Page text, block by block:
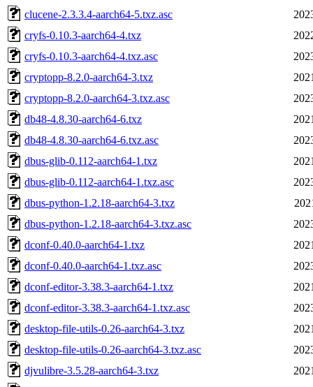
clucene-2.3.3.4-aarch64-5.txz.asc
cryfs-0.10.3-aarch64-4.txz
cryfs-0.10.3-aarch64-4.txz.asc
cryptopp-8.2.0-aarch64-3.txz
cryptopp-8.2.0-aarch64-3.txz.asc
db48-4.8.30-aarch64-6.txz
db48-4.8.30-aarch64-6.txz.asc
dbus-glib-0.112-aarch64-1.txz
dbus-glib-0.112-aarch64-1.txz.asc
dbus-python-1.2.18-aarch64-3.txz
dbus-python-1.2.18-aarch64-3.txz.asc
dconf-0.40.0-aarch64-1.txz
dconf-0.40.0-aarch64-1.txz.asc
dconf-editor-3.38.3-aarch64-1.txz
dconf-editor-3.38.3-aarch64-1.txz.asc
desktop-file-utils-0.26-aarch64-3.txz
desktop-file-utils-0.26-aarch64-3.txz.asc
djvulibre-3.5.28-aarch64-3.txz